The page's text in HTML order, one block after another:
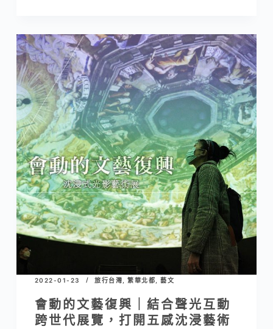
化
園
｜
日
式
庭
園
景
緻
與
百
年
古
風
一
趟
2022-01-23 旅行台灣 ,繁華北都 ,藝文
會動的文藝復興｜結合聲光互動
跨世代展覽，打開五感沈浸藝術